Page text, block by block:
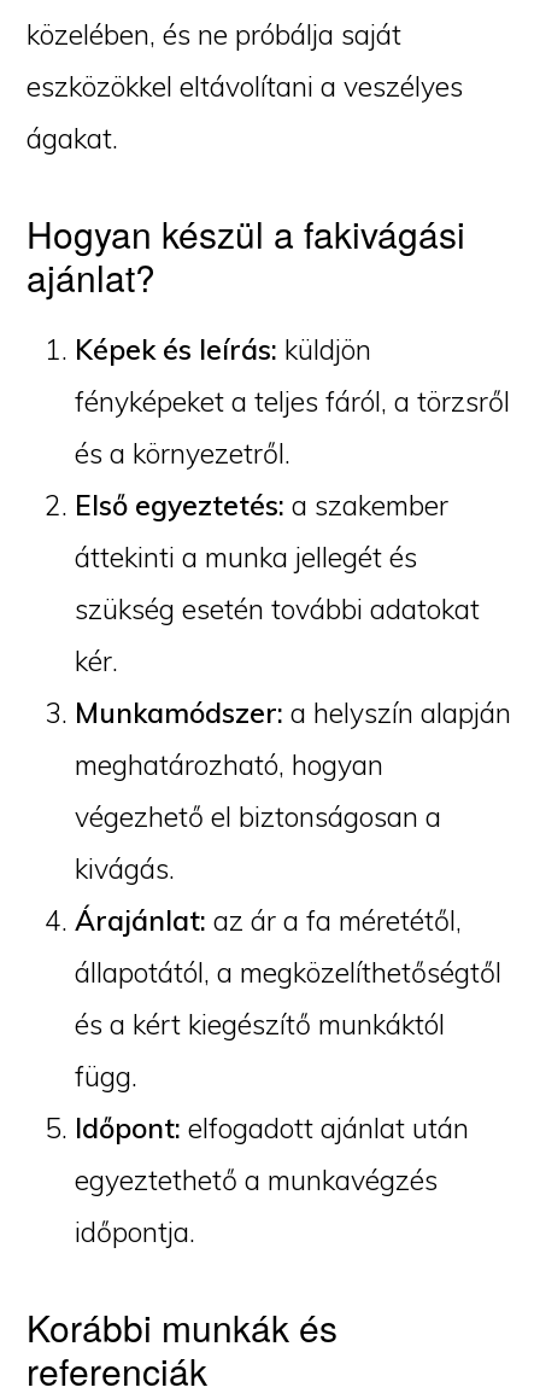
közelében, és ne próbálja saját
eszközökkel eltávolítani a veszélyes
ágakat.
Hogyan készül a fakivágási
ajánlat?
Képek és leírás: küldjön
fényképeket a teljes fáról, a törzsről
és a környezetről.
Első egyeztetés: a szakember
áttekinti a munka jellegét és
szükség esetén további adatokat
kér.
Munkamódszer: a helyszín alapján
meghatározható, hogyan
végezhető el biztonságosan a
kivágás.
Árajánlat: az ár a fa méretétől,
állapotától, a megközelíthetőségtől
és a kért kiegészítő munkáktól
függ.
Időpont: elfogadott ajánlat után
egyeztethető a munkavégzés
időpontja.
Korábbi munkák és
referenciák